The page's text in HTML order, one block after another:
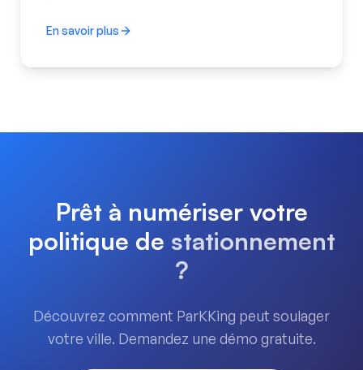
En savoir plus
Tarifs et zones flexibles
Prêt à numériser votre
politique de stationnement
?
Découvrez comment ParKKing peut soulager
votre ville. Demandez une démo gratuite.